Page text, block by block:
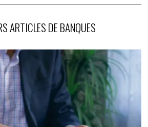
ARTICLES DE BANQUES